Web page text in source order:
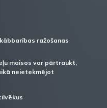
ražošanas
maisos var pārtraukt,
neietekmējot